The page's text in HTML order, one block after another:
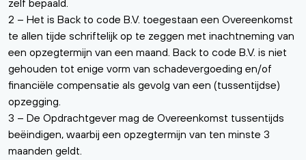
zelf bepaald.
2 – Het is Back to code B.V. toegestaan een Overeenkomst
te allen tijde schriftelijk op te zeggen met inachtneming van
een opzegtermijn van een maand. Back to code B.V. is niet
gehouden tot enige vorm van schadevergoeding en/of
financiële compensatie als gevolg van een (tussentijdse)
opzegging.
3 – De Opdrachtgever mag de Overeenkomst tussentijds
beëindigen, waarbij een opzegtermijn van ten minste 3
maanden geldt.